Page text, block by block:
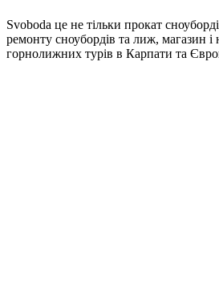
Svoboda це не тільки прокат
ремонту сноубордів та лиж, магазин і
горнолижних турів в Карпати та